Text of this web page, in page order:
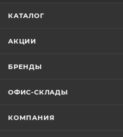
КАТАЛОГ
АКЦИИ
БРЕНДЫ
ОФИС-СКЛАДЫ
КОМПАНИЯ